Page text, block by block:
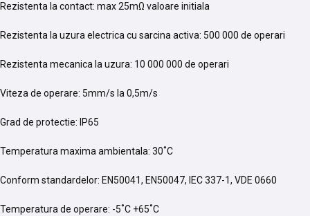
Rezistenta la contact: max 25mΩ valoare initiala
Rezistenta la uzura electrica cu sarcina activa: 500 000 de operari
Rezistenta mecanica la uzura: 10 000 000 de operari
Viteza de operare: 5mm/s la 0,5m/s
Grad de protectie: IP65
Temperatura maxima ambientala: 30˚C
Conform standardelor: EN50041, EN50047, IEC 337-1, VDE 0660
Temperatura de operare: -5˚C +65˚C